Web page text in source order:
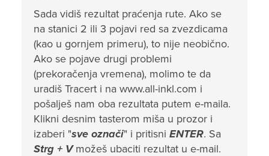
Sada vidiš rezultat praćenja rute. Ako se
na stanici 2 ili 3 pojavi red sa zvezdicama
(kao u gornjem primeru), to nije neobično.
Ako se pojave drugi problemi
(prekoračenja vremena), molimo te da
uradiš Tracert i na www.all-inkl.com i
pošalješ nam oba rezultata putem e-maila.
Klikni desnim tasterom miša u prozor i
izaberi "sve označi" i pritisni ENTER. Sa
Strg + Vmožeš ubaciti rezultat u e-mail.